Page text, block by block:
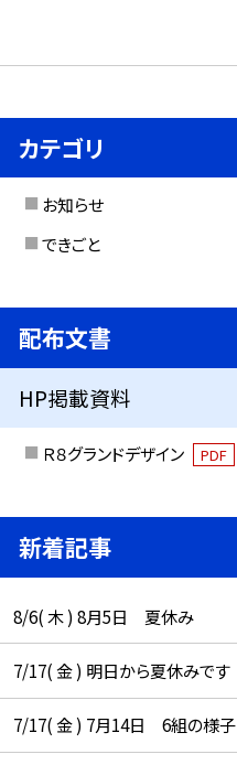
カテゴリ
お知らせ
できごと
配布文書
HP掲載資料
Ｒ８グランドデザイン PDF
新着記事
8/6( 木 ) 8月5日 夏休み
7/17( 金 ) 明日から夏休みです
7/17( 金 ) 7月14日 6組の様子